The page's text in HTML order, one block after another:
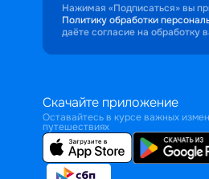
Нажимая «Подписаться» вы
Политику обработки
даёте согласие на обработку
Скачайте приложение
Оставайтесь в курсе важных
путешествиях